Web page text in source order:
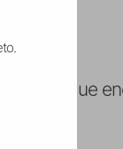
en la que